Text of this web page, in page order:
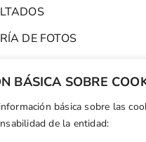
BÁSICA SOBRE
básica sobre las
de la entidad:
DE FOTOS
WhatsApp
LinkedIn
Email